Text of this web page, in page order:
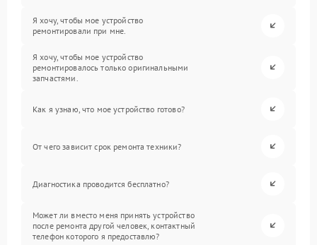
Я хочу, чтобы мое устройство
ремонтировали при мне.
Я хочу, чтобы мое устройство
ремонтировалось только оригинальными
запчастями.
Как я узнаю, что мое устройство готово?
От чего зависит срок ремонта техники?
Диагностика проводится бесплатно?
Может ли вместо меня принять устройство
после ремонта другой человек, контактный
телефон которого я предоставлю?